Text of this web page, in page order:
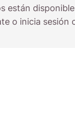
están
o inicia sesión